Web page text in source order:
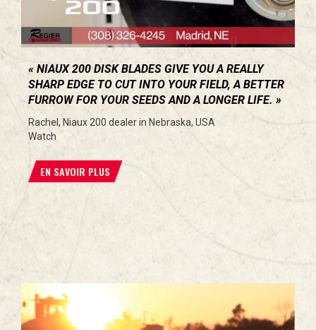
NIAUX 200 DISK BLADES GIVE YOU A REALLY
SHARP EDGE TO CUT INTO YOUR FIELD, A BETTER
FURROW FOR YOUR SEEDS AND A LONGER LIFE.
Rachel, Niaux 200 dealer in Nebraska, USA
Watch
EN SAVOIR PLUS